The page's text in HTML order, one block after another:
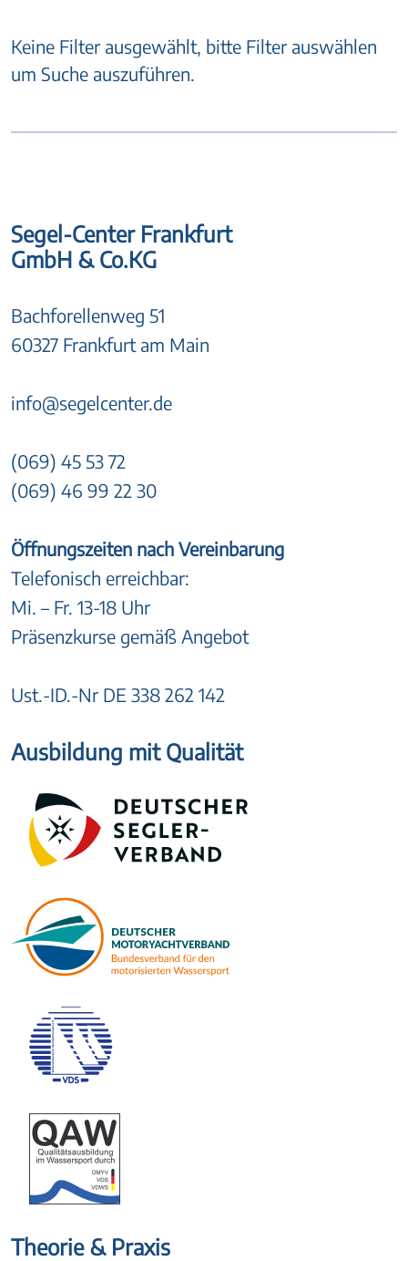
Keine Filter ausgewählt, bitte Filter auswählen
um Suche auszuführen.
Segel-Center Frankfurt
GmbH & Co.KG
Bachforellenweg 51
60327 Frankfurt am Main
info@segelcenter.de
(069) 45 53 72
(069) 46 99 22 30
Öffnungszeiten nach Vereinbarung
Telefonisch erreichbar:
Mi. – Fr. 13-18 Uhr
Präsenzkurse gemäß Angebot
Ust.-ID.-Nr DE 338 262 142
Ausbildung mit Qualität
Theorie & Praxis